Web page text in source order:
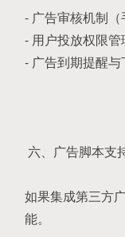
- 广告审核机制（
- 用户投放权限管
- 广告到期提醒与
六、广告脚本支
如果集成第三方
能。